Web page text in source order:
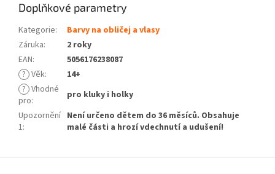
Doplňkové parametry
Kategorie:
Barvy na obličej a vlasy
Záruka:
2 roky
EAN:
5056176238087
? Věk:
14+
? Vhodné
pro:
pro kluky i holky
Upozornění
1:
Není určeno dětem do 36 měsíců. Obsahuje
malé části a hrozí vdechnutí a udušení!